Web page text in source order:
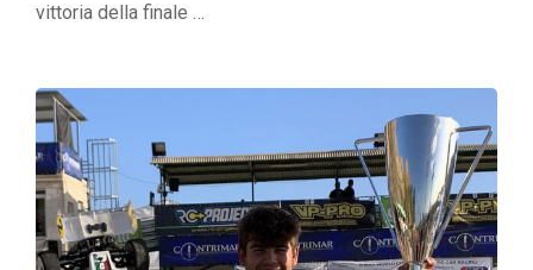
vittoria della finale …